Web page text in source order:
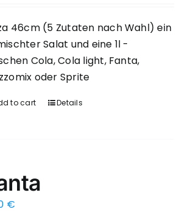
46cm (5 Zutaten nach Wahl) ein
Salat und eine 1l -
Cola, Cola light, Fanta,
oder Sprite
to cart Details
€